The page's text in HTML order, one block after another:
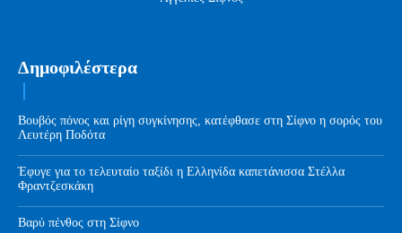
Δημοφιλέστερα
Βουβός πόνος και ρίγη συγκίνησης, κατέφθασε στη Σίφνο η σορός του
Λευτέρη Ποδότα
Έφυγε για το τελευταίο ταξίδι η Ελληνίδα καπετάνισσα Στέλλα
Φραντζεσκάκη
Βαρύ πένθος στη Σίφνο